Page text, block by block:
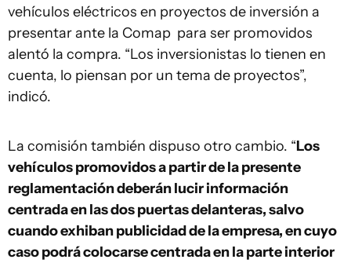
vehículos eléctricos en proyectos de inversión a
presentar ante la Comap para ser promovidos
alentó la compra. “Los inversionistas lo tienen en
cuenta, lo piensan por un tema de proyectos”,
indicó.
La comisión también dispuso otro cambio. “Los
vehículos promovidos a partir de la presente
reglamentación deberán lucir información
centrada en las dos puertas delanteras, salvo
cuando exhiban publicidad de la empresa, en cuyo
caso podrá colocarse centrada en la parte interior